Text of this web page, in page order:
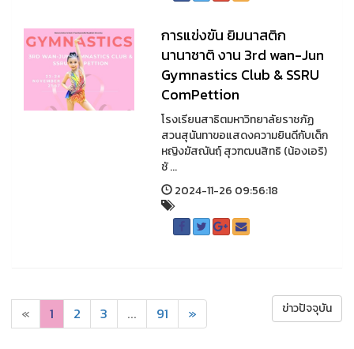
การแข่งขัน ยิมนาสติก
นานาชาติ งาน 3rd wan-Jun
Gymnastics Club & SSRU
ComPettion
โรงเรียนสาธิตมหาวิทยาลัยราชภัฏ
สวนสุนันทาขอแสดงความยินดีกับเด็ก
หญิงฆัสณันฤ์ สุวฑฒนสิทธิ (น้องเอริ)
ชั ...
2024-11-26 09:56:18
« 1 2 3 ... 91 » ข่าวปัจจุบัน